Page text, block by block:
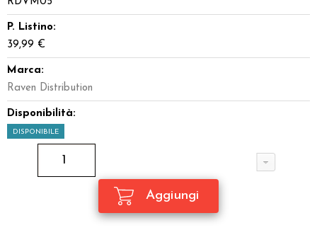
P. Listino:
39,99 €
Marca:
Raven Distribution
Disponibilità:
DISPONIBILE